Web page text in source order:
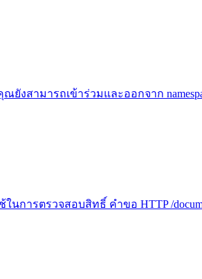
ยังสามารถเข้าร่วมและออกจาก
การตรวจสอบสิทธิ์ คำขอ HTTP /